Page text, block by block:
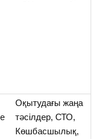
Оқытудағы жаңа
тәсілдер, СТО,
Көшбасшылық,